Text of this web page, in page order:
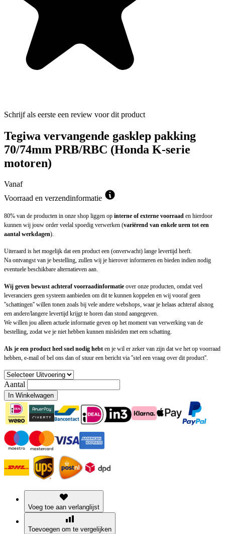
Schrijf als eerste een review voor dit product
Tegiwa vervangende gasklep pakking
70/74mm PRB/RBC (Honda K-serie
motoren)
Vanaf
Voorraad en verzendinformatie
80% van de producten in onze shop liggen op interne of externe voorraad en hierdoor
kunnen wij jouw order veelal spoedig verwerken (variërend van enkele uren tot een
aantal werkdagen).
Uiteraard is het mogelijk dat een product een (onverwacht) lange levertijd heeft.
Na ontvangst van je bestelling, zullen wij je hierover informeren en bieden indien nodig
eventuele beschikbare alternatieven aan.
Wij geven bewust achteraf voorraadinformatie over onze producten, omdat veel
leveranciers geen systeem aanbieden om dit te kunnen koppelen en wij vooraf geen
''schattingen'' willen tonen zoals bij vele andere webshops, waar je helaas achteraf alsnog
een andere/langere levertijd krijgt te horen dan stond aangegeven.
We willen jou alleen actuele informatie geven op het moment van verwerking van de
bestelling, zodat we je niet hebben kunnen misleiden met een schatting.
Als je een product heel snel nodig hebt en je wil er zeker van zijn dat we het op voorraad
hebben, e-mail of bel ons dan of stuur een bericht via ''stel een vraag over dit product''.
Aantal
In Winkelwagen
Voeg toe aan verlanglijst
Toevoegen om te vergelijken